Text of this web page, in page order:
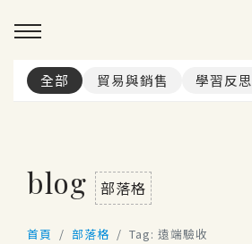
全部 貿易與銷售 學習反思
blog 部落格
首頁 部落格 Tag: 遠端驗收